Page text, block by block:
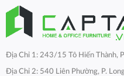
Địa Chỉ 1: 243/15 Tô Hiến Thành,
Địa Chỉ 2: 540 Liên Phường, P.